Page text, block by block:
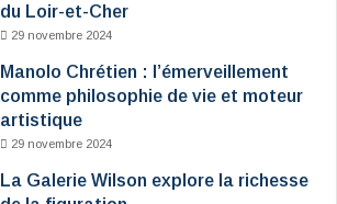
du Loir-et-Cher
29 novembre 2024
Manolo Chrétien : l’émerveillement
comme philosophie de vie et moteur
artistique
29 novembre 2024
La Galerie Wilson explore la richesse